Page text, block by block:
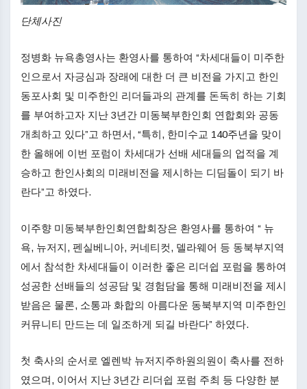
단체사진
정병화 뉴욕총영사는 환영사를 통하여 “차세대들이 미주한
인으로서 자긍심과 장래에 대한 더 큰 비전을 가지고 한인
동포사회 및 미주한인 리더들과의 관계를 돈독히 하는 기회
를 부여하고자 지난 3년간 미동북부한인회 연합회와 공동
개최하고 있다”고 하면서, “특히, 한미수교 140주년을 맞이
한 올해에 이번 포럼이 차세대가 선배 세대들의 업적을 계
승하고 한인사회의 미래비전을 제시하는 디딤돌이 되기 바
란다”고 하였다.
이주향 미동북부한인회연합회장은 환영사를 통하여 “ 뉴
욕, 뉴저지, 펜실베니아, 커네티컷, 델라웨어 등 동북부지역
에서 참석한 차세대들이 이러한 좋은 리더쉽 포럼을 통하여
성공한 선배들의 성공담 및 경험담을 통해 미래비전을 제시
받음은 물론, 소통과 화합의 아름다운 동북부지역 미주한인
커뮤니티 만드는 데 일조하게 되길 바란다” 하였다.
첫 축사의 순서로 엘렌박 뉴저지주하원의원이 축사를 전하
였으며, 이어서 지난 3년간 리더쉽 포럼 주최 등 다양한 분